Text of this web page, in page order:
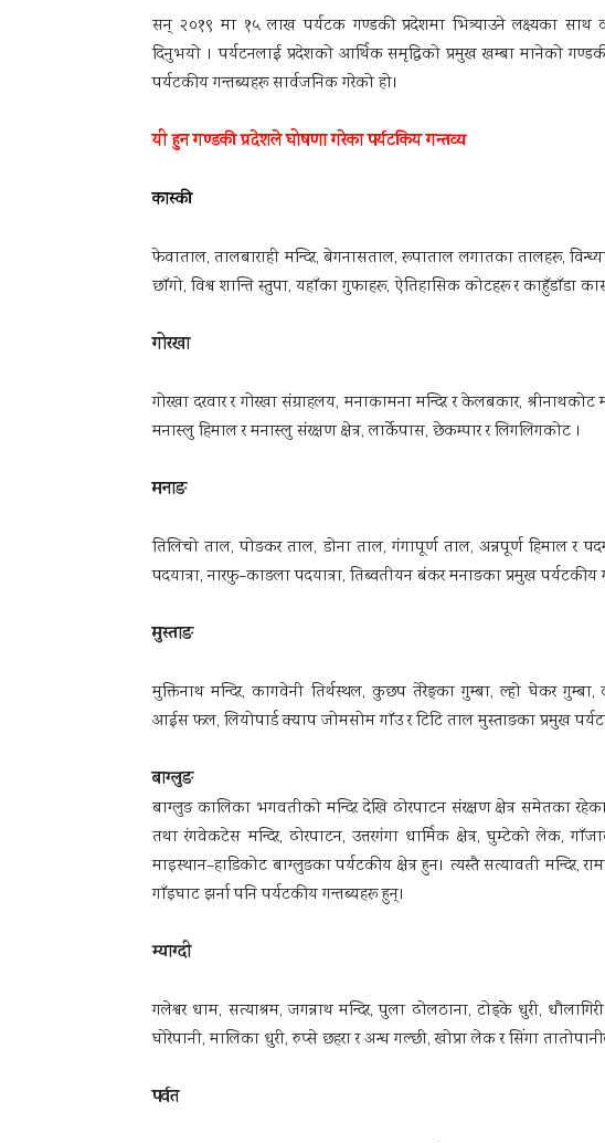
सन् २०१९ मा १५ लाख पर्यटक गण्डकी प्रदेशमा भित्र्याउने लक्ष्यका
दिनुभयो । पर्यटनलाई प्रदेशको आर्थिक समृद्धिको प्रमुख खम्बा मानेको
पर्यटकीय गन्तब्यहरू सार्वजनिक गरेको हो।
यी हुन गण्डकी प्रदेशले घोषणा गरेका पर्यटकिय गन्तव्य
कास्की
फेवाताल, तालबाराही मन्दिर, बेगनासताल, रूपाताल लगातका तालहरू,
छाँगो, विश्व शान्ति स्तुपा, यहाँका गुफाहरू, ऐतिहासिक कोटहरू र काहुँडाँडा
गोरखा
गोरखा दरवार र गोरखा संग्राहलय, मनाकामना मन्दिर र केलबकार,
मनास्लु हिमाल र मनास्लु संरक्षण क्षेत्र, लार्केपास, छेकम्पार र लिगलिगकोट ।
मनाङ
तिलिचो ताल, पोङकर ताल, डोना ताल, गंगापूर्ण ताल, अन्नपूर्ण हिमाल र
पदयात्रा, नारफु–काङला पदयात्रा, तिब्वतीयन बंकर मनाङका प्रमुख पर्यटकीय
मुस्ताङ
मुक्तिनाथ मन्दिर, कागवेनी तिर्थस्थल, कुछप तेरेङ्का गुम्बा, ल्हो घेकर गुम्बा,
आईस फल, लियोपार्ड क्याप जोमसोम गाँउ र टिटि ताल मुस्ताङका प्रमुख
बाग्लुङ
बाग्लुङ कालिका भगवतीको मन्दिर देखि ढोरपाटन संरक्षण क्षेत्र समेतका
तथा रंगवेकटेस मन्दिर, ढोरपाटन, उत्तरगंगा धार्मिक क्षेत्र, घुम्टेको लेक,
माइस्थान–हाडिकोट बाग्लुङका पर्यटकीय क्षेत्र हुन। त्यस्तै सत्यावती मन्दिर,
गाँइघाट झर्ना पनि पर्यटकीय गन्तब्यहरू हुन्।
म्याग्दी
गलेश्वर धाम, सत्याश्रम, जगन्नाथ मन्दिर, पुला ढोलठाना, टोड्के धुरी,
घोरेपानी, मालिका धुरी, रुप्से छहरा र अन्ध गल्छी, खोप्रा लेक र सिंगा
पर्वत